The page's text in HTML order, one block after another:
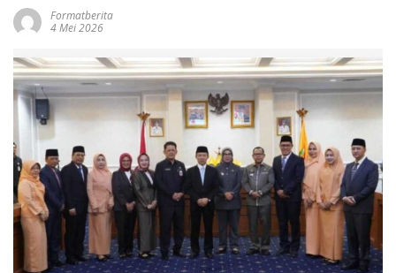
Formatberita
4 Mei 2026